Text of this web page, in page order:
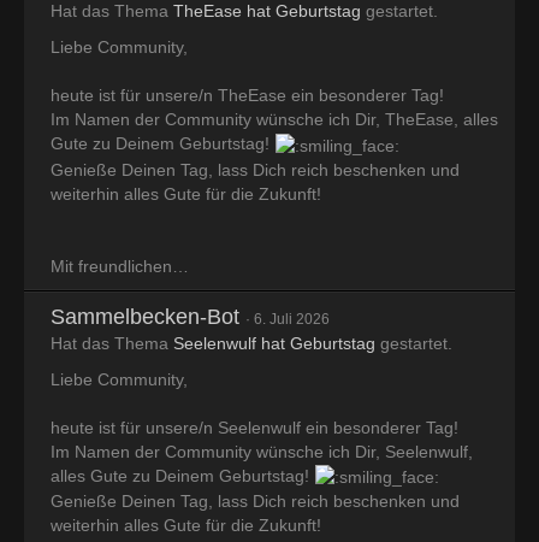
Hat das Thema TheEase hat Geburtstag gestartet.
Liebe Community,
heute ist für unsere/n TheEase ein besonderer Tag!
Im Namen der Community wünsche ich Dir, TheEase, alles
Gute zu Deinem Geburtstag!
Genieße Deinen Tag, lass Dich reich beschenken und
weiterhin alles Gute für die Zukunft!
Mit freundlichen…
Sammelbecken-Bot 6. Juli 2026
Hat das Thema Seelenwulf hat Geburtstag gestartet.
Liebe Community,
heute ist für unsere/n Seelenwulf ein besonderer Tag!
Im Namen der Community wünsche ich Dir, Seelenwulf,
alles Gute zu Deinem Geburtstag!
Genieße Deinen Tag, lass Dich reich beschenken und
weiterhin alles Gute für die Zukunft!